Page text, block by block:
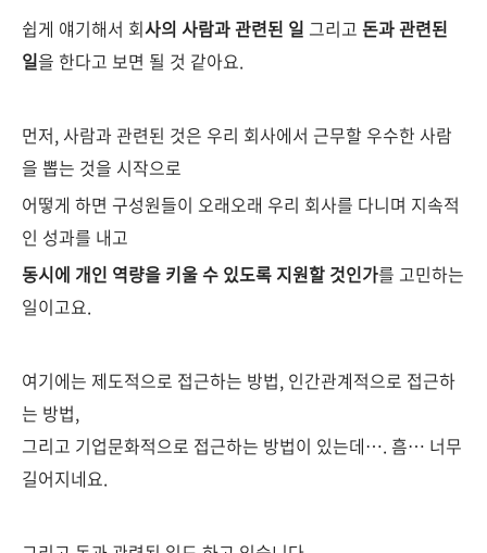
쉽게 얘기해서 회사의 사람과 관련된 일 그리고 돈과 관련된
일을 한다고 보면 될 것 같아요.
먼저, 사람과 관련된 것은 우리 회사에서 근무할 우수한 사람
을 뽑는 것을 시작으로
어떻게 하면 구성원들이 오래오래 우리 회사를 다니며 지속적
인 성과를 내고
동시에 개인 역량을 키울 수 있도록 지원할 것인가를 고민하는
일이고요.
여기에는 제도적으로 접근하는 방법, 인간관계적으로 접근하
는 방법,
그리고 기업문화적으로 접근하는 방법이 있는데…. 흠… 너무
길어지네요.